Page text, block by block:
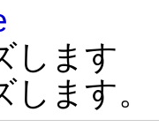
します
ます。